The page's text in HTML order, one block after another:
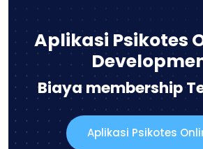
Aplikasi Psikotes
Biaya membership
Aplikasi Psikotes